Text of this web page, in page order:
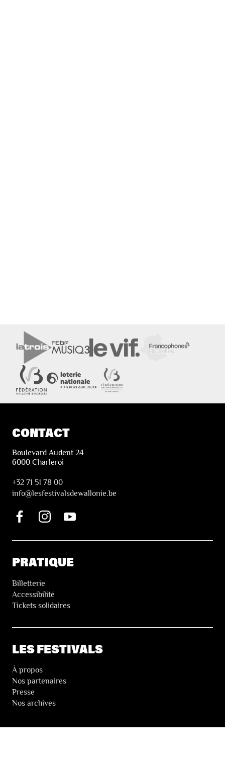
CONTACT
Boulevard Audent 24
6000 Charleroi
+32 71 51 78 00
info@lesfestivalsdewallonie.be
PRATIQUE
Billetterie
Accessibilité
Tickets solidaires
LES FESTIVALS
À propos
Nos partenaires
Presse
Nos archives